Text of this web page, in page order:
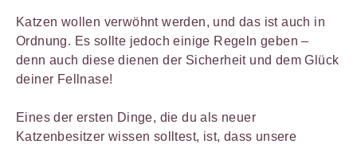
Katzen wollen verwöhnt werden, und das ist auch in
Ordnung. Es sollte jedoch einige Regeln geben –
denn auch diese dienen der Sicherheit und dem Glück
deiner Fellnase!
Eines der ersten Dinge, die du als neuer
Katzenbesitzer wissen solltest, ist, dass unsere